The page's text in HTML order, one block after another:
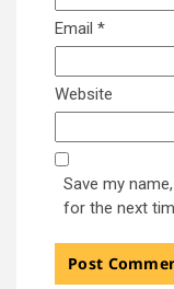
Email *
Website
Save my
for the next